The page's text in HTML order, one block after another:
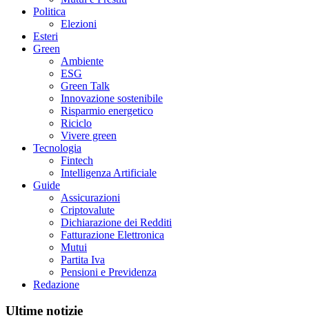
Politica
Elezioni
Esteri
Green
Ambiente
ESG
Green Talk
Innovazione sostenibile
Risparmio energetico
Riciclo
Vivere green
Tecnologia
Fintech
Intelligenza Artificiale
Guide
Assicurazioni
Criptovalute
Dichiarazione dei Redditi
Fatturazione Elettronica
Mutui
Partita Iva
Pensioni e Previdenza
Redazione
Ultime notizie